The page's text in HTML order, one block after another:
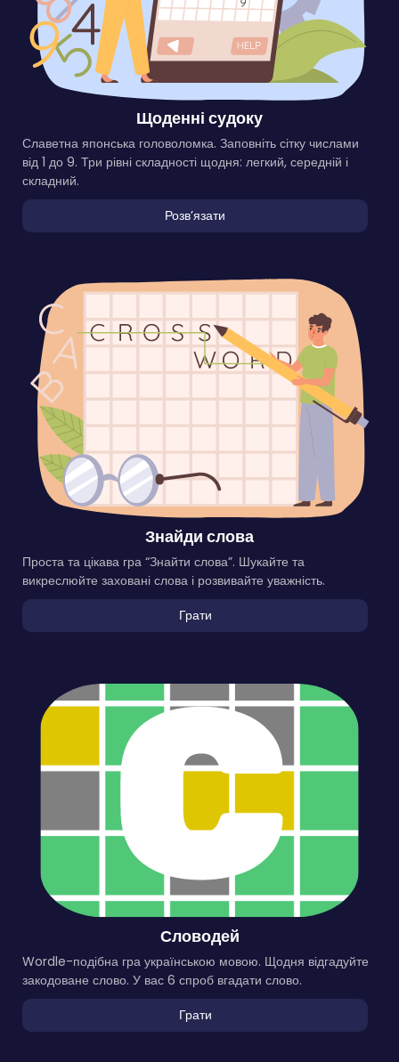
Щоденні судоку
Славетна японська головоломка. Заповніть сітку числами
від 1 до 9. Три рівні складності щодня: легкий, середній і
складний.
Розвʼязати
Знайди слова
Проста та цікава гра “Знайти слова”. Шукайте та
викреслюйте заховані слова і розвивайте уважність.
Грати
Словодей
Wordle-подібна гра українською мовою. Щодня відгадуйте
закодоване слово. У вас 6 спроб вгадати слово.
Грати